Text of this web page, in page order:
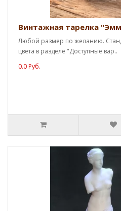
Винтажная тарелка
Любой размер по желанию.
цвета в разделе "Доступные вар..
0.0 Руб.